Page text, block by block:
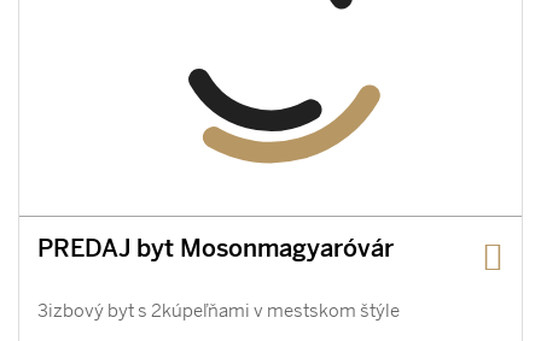
PREDAJ byt Mosonmagyaróvár
3izbový byt s 2kúpeľňami v mestskom štýle